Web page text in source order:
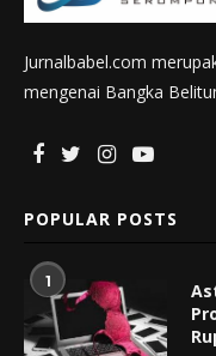
Jurnalbabel.com
mengenai Bangka
POPULAR POSTS
1